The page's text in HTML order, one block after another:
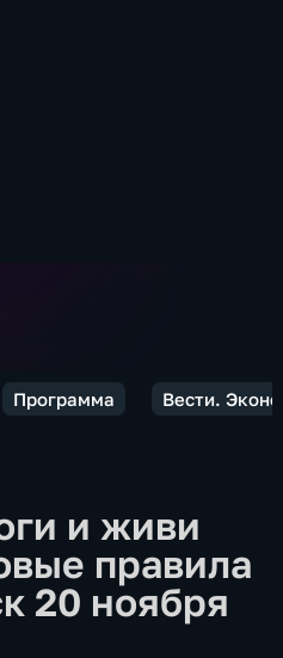
Программа Вести.
и живи
правила
20 ноября